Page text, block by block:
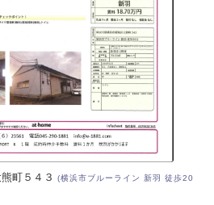
熊町５４３(横浜市ブルーライン 新羽 徒歩20